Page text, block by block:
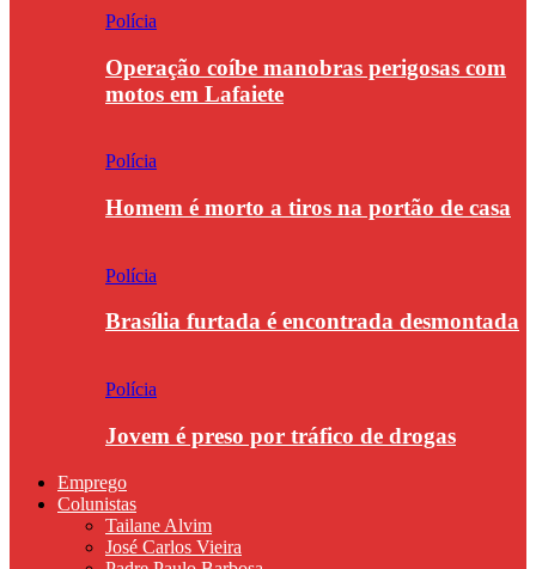
Polícia
Operação coíbe manobras perigosas com
motos em Lafaiete
Polícia
Homem é morto a tiros na portão de casa
Polícia
Brasília furtada é encontrada desmontada
Polícia
Jovem é preso por tráfico de drogas
Emprego
Colunistas
Tailane Alvim
José Carlos Vieira